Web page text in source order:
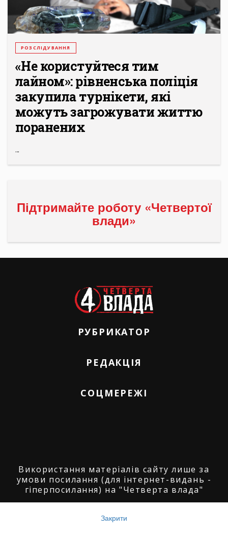
РОЗСЛІДУВАННЯ
«Не користуйтеся тим
лайном»: рівненська поліція
закупила турнікети, які
можуть загрожувати життю
поранених
...
Підтримайте роботу «Четвертої
влади»
РУБРИКАТОР
РЕДАКЦІЯ
СОЦМЕРЕЖІ
Використання матеріалів сайту лише за
умови посилання (для інтернет-видань -
гіперпосилання) на "Четверта влада"
"Четверта влада": 2008-2026.
Закрити